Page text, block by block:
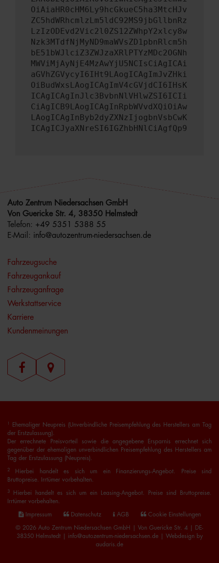
OiAiaHR0cHM6Ly9hcGkueC5ha3MtcHJv
ZC5hdWRhcmlzLm5ldC92MS9jbGllbnRz
LzIzODEvd2Vic2l0ZS12ZWhpY2xlcy8w
Nzk3MTdfNjMyND9maWVsZD1pbnRlcm5h
bE51bWJlciZ3ZWJzaXRlPTYzMDc2OGNh
MWViMjAyNjE4MzAwYjU5NCIsCiAgICAi
aGVhZGVycyI6IHt9LAogICAgImJvZHki
OiBudWxsLAogICAgImV4cGVjdCI6IHsK
ICAgICAgInJlc3BvbnNlVHlwZSI6ICIi
CiAgICB9LAogICAgInRpbWVvdXQiOiAw
LAogICAgInByb2dyZXNzIjogbnVsbCwK
ICAgICJyaXNreSI6IGZhbHNlCiAgfQp9
Auto Zentrum Niedersachsen GmbH
Von Guericke Str. 4, 38350 Helmstedt
Telefon: +49 5351 5388 55
E-Mail: info@autozentrum-niedersachsen.de
Fahrzeugsuche
Fahrzeugankauf
Fahrzeuganfrage
Werkstattservice
Karriere
Kundenmeinungen
1
Ehemaliger Neupreis (Unverbindliche Preisempfehlung des Herstellers am Tag
der Erstzulassung).
Der errechnete Preisvorteil sowie die angegebene Ersparnis errechnet sich
gegenüber der ehemaligen unverbindlichen Preisempfehlung des Herstellers am
Tag der Erstzulassung (Neupreis).
2
Hierbei handelt es sich um ein Finanzierungs-Angebot. Preise sind
Bruttopreise. Irrtümer vorbehalten.
3
Hierbei handelt es sich um ein Leasing-Angebot. Preise sind Bruttopreise.
Irrtümer vorbehalten.
Impressum Datenschutz AGB Cookie Einstellungen
© 2026 Auto Zentrum Niedersachsen GmbH | Von Guericke Str. 4 | DE-
38350 Helmstedt | info@autozentrum-niedersachsen.de | Webdesign by
audaris.de